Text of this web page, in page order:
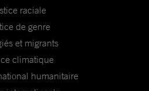
raciale
de genre
et migrants
climatique
humanitaire